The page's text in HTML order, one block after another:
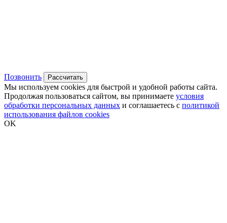
Позвонить Рассчитать
Мы используем cookies для быстрой и удобной работы сайта.
Продолжая пользоваться сайтом, вы принимаете условия
обработки персональных данных и соглашаетесь с политикой
использования файлов cookies
OK